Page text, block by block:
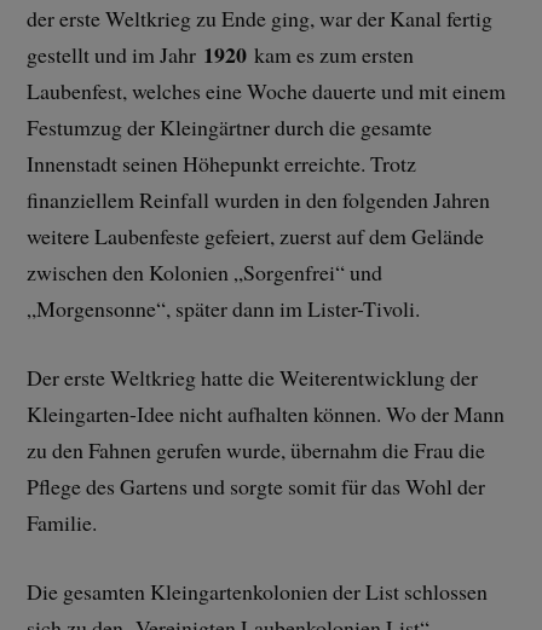
der erste Weltkrieg zu Ende ging, war der Kanal fertig
gestellt und im Jahr 1920 kam es zum ersten
Laubenfest, welches eine Woche dauerte und mit einem
Festumzug der Kleingärtner durch die gesamte
Innenstadt seinen Höhepunkt erreichte. Trotz
finanziellem Reinfall wurden in den folgenden Jahren
weitere Laubenfeste gefeiert, zuerst auf dem Gelände
zwischen den Kolonien „Sorgenfrei“ und
„Morgensonne“, später dann im Lister-Tivoli.
Der erste Weltkrieg hatte die Weiterentwicklung der
Kleingarten-Idee nicht aufhalten können. Wo der Mann
zu den Fahnen gerufen wurde, übernahm die Frau die
Pflege des Gartens und sorgte somit für das Wohl der
Familie.
Die gesamten Kleingartenkolonien der List schlossen